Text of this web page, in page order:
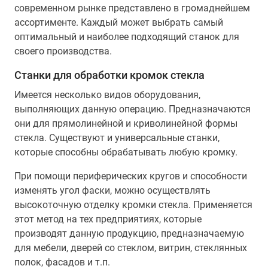
современном рынке представлено в громаднейшем
ассортименте. Каждый может выбрать самый
оптимальный и наиболее подходящий станок для
своего производства.
Станки для обработки кромок стекла
Имеется несколько видов оборудования,
выполняющих данную операцию. Предназначаются
они для прямолинейной и криволинейной формы
стекла. Существуют и универсальные станки,
которые способны обрабатывать любую кромку.
При помощи периферических кругов и способности
изменять угол фаски, можно осуществлять
высокоточную отделку кромки стекла. Применяется
этот метод на тех предприятиях, которые
производят данную продукцию, предназначаемую
для мебели, дверей со стеклом, витрин, стеклянных
полок, фасадов и т.п.